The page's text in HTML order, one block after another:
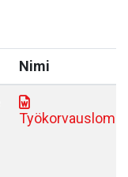
Nimi